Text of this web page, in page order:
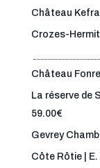
Château
Crozes-
Château
La réserve de
59.00€
Gevrey
Côte Rôtie | E.